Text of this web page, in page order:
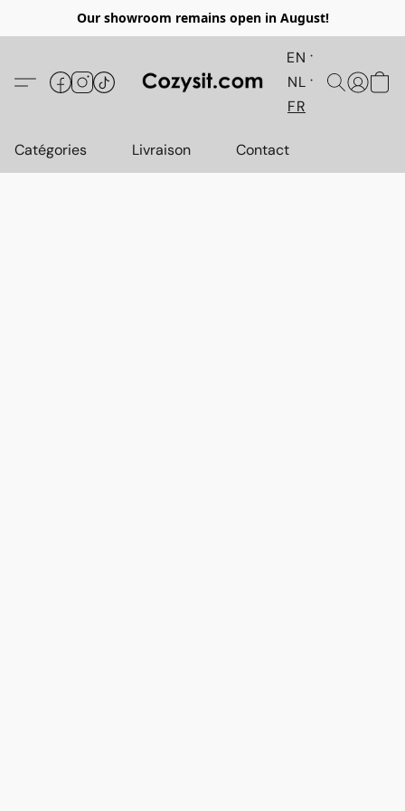
Our showroom remains open in August!
EN
NL
FR
Catégories Livraison Contact